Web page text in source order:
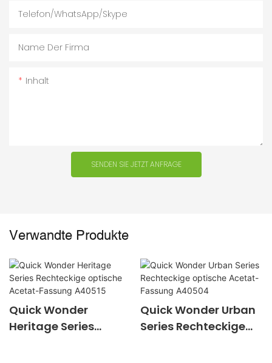
Telefon/WhatsApp/Skype
Name Der Firma
Inhalt
SENDEN SIE JETZT ANFRAGE
Verwandte Produkte
Quick Wonder
Heritage Series
Quick Wonder Urban
Series Rechteckige